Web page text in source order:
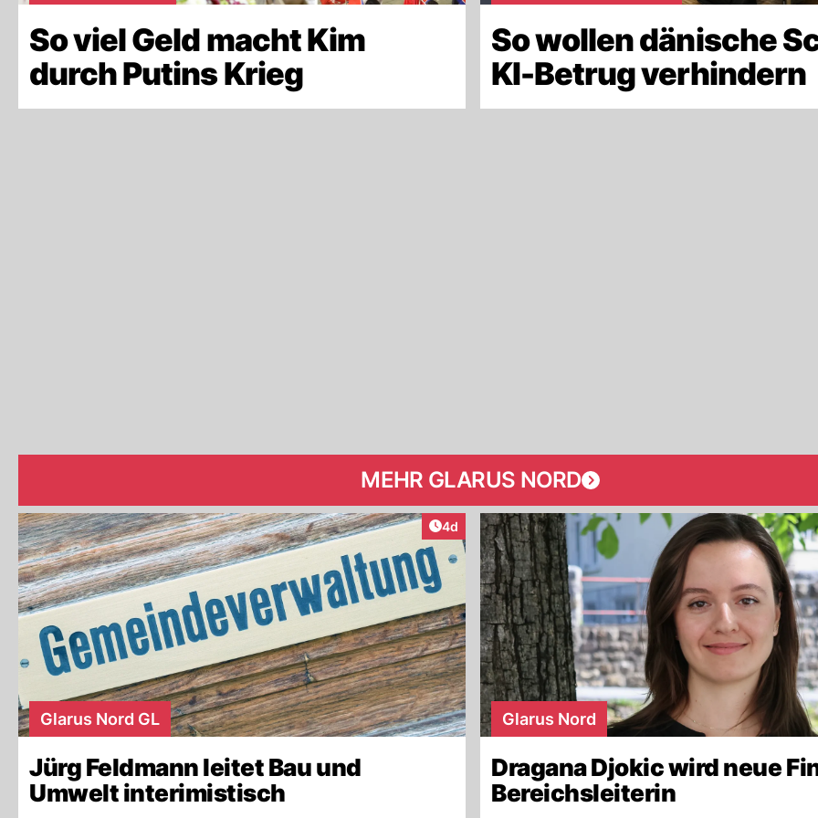
So viel Geld macht Kim
durch Putins Krieg
So wollen dänische
KI-Betrug verhindern
MEHR GLARUS NORD
Artikel veröffentlicht:
4d
Glarus Nord GL
Jürg Feldmann leitet Bau und
Umwelt interimistisch
Glarus Nord
Dragana Djokic wird neue
Bereichsleiterin